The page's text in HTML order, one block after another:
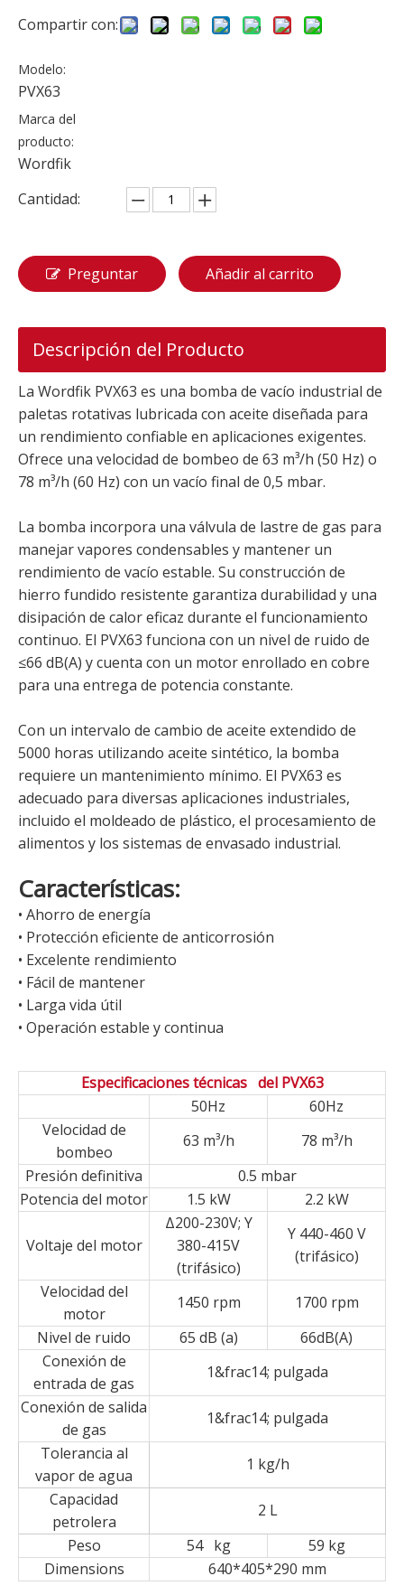
Compartir con:
Modelo:
PVX63
Marca del
producto:
Wordfik
Cantidad:
Preguntar Añadir al carrito
Descripción del Producto
La Wordfik PVX63 es una bomba de vacío industrial de
paletas rotativas lubricada con aceite diseñada para
un rendimiento confiable en aplicaciones exigentes.
Ofrece una velocidad de bombeo de 63 m³/h (50 Hz) o
78 m³/h (60 Hz) con un vacío final de 0,5 mbar.
La bomba incorpora una válvula de lastre de gas para
manejar vapores condensables y mantener un
rendimiento de vacío estable. Su construcción de
hierro fundido resistente garantiza durabilidad y una
disipación de calor eficaz durante el funcionamiento
continuo. El PVX63 funciona con un nivel de ruido de
≤66 dB(A) y cuenta con un motor enrollado en cobre
para una entrega de potencia constante.
Con un intervalo de cambio de aceite extendido de
5000 horas utilizando aceite sintético, la bomba
requiere un mantenimiento mínimo. El PVX63 es
adecuado para diversas aplicaciones industriales,
incluido el moldeado de plástico, el procesamiento de
alimentos y los sistemas de envasado industrial.
Características:
• Ahorro de energía
• Protección eficiente de anticorrosión
• Excelente rendimiento
• Fácil de mantener
• Larga vida útil
• Operación estable y continua
Especificaciones técnicas del PVX63
50Hz
60Hz
Velocidad de
bombeo
63 m³/h
78 m³/h
Presión definitiva
0.5 mbar
Potencia del motor
1.5 kW 2.2 kW
Voltaje del motor
Δ200-230V; Y
380-415V
(trifásico)
Y 440-460 V
(trifásico)
Velocidad del
motor
1450 rpm
1700 rpm
Nivel de ruido
65 dB (a)
66dB(A)
Conexión de
entrada de gas
1&frac14; pulgada
Conexión de salida
de gas
1&frac14; pulgada
Tolerancia al
vapor de agua
1 kg/h
Capacidad
petrolera
2 L
Peso
54 kg
59 kg
Dimensions
640*405*290 mm